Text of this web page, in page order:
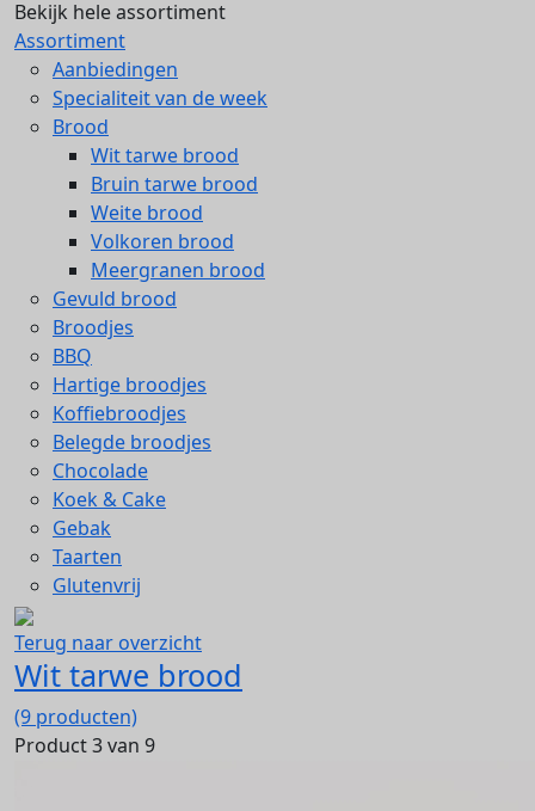
Bekijk hele assortiment
Assortiment
Aanbiedingen
Specialiteit van de week
Brood
Wit tarwe brood
Bruin tarwe brood
Weite brood
Volkoren brood
Meergranen brood
Gevuld brood
Broodjes
BBQ
Hartige broodjes
Koffiebroodjes
Belegde broodjes
Chocolade
Koek & Cake
Gebak
Taarten
Glutenvrij
Terug naar overzicht
Wit tarwe brood
(9 producten)
Product 3 van 9